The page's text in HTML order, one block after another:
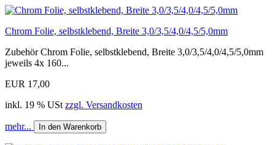
Chrom Folie, selbstklebend, Breite 3,0/3,5/4,0/4,5/5,0mm
Zubehör Chrom Folie, selbstklebend, Breite 3,0/3,5/4,0/4,5/5,0mm
jeweils 4x 160...
EUR 17,00
inkl. 19 % USt zzgl. Versandkosten
mehr... In den Warenkorb